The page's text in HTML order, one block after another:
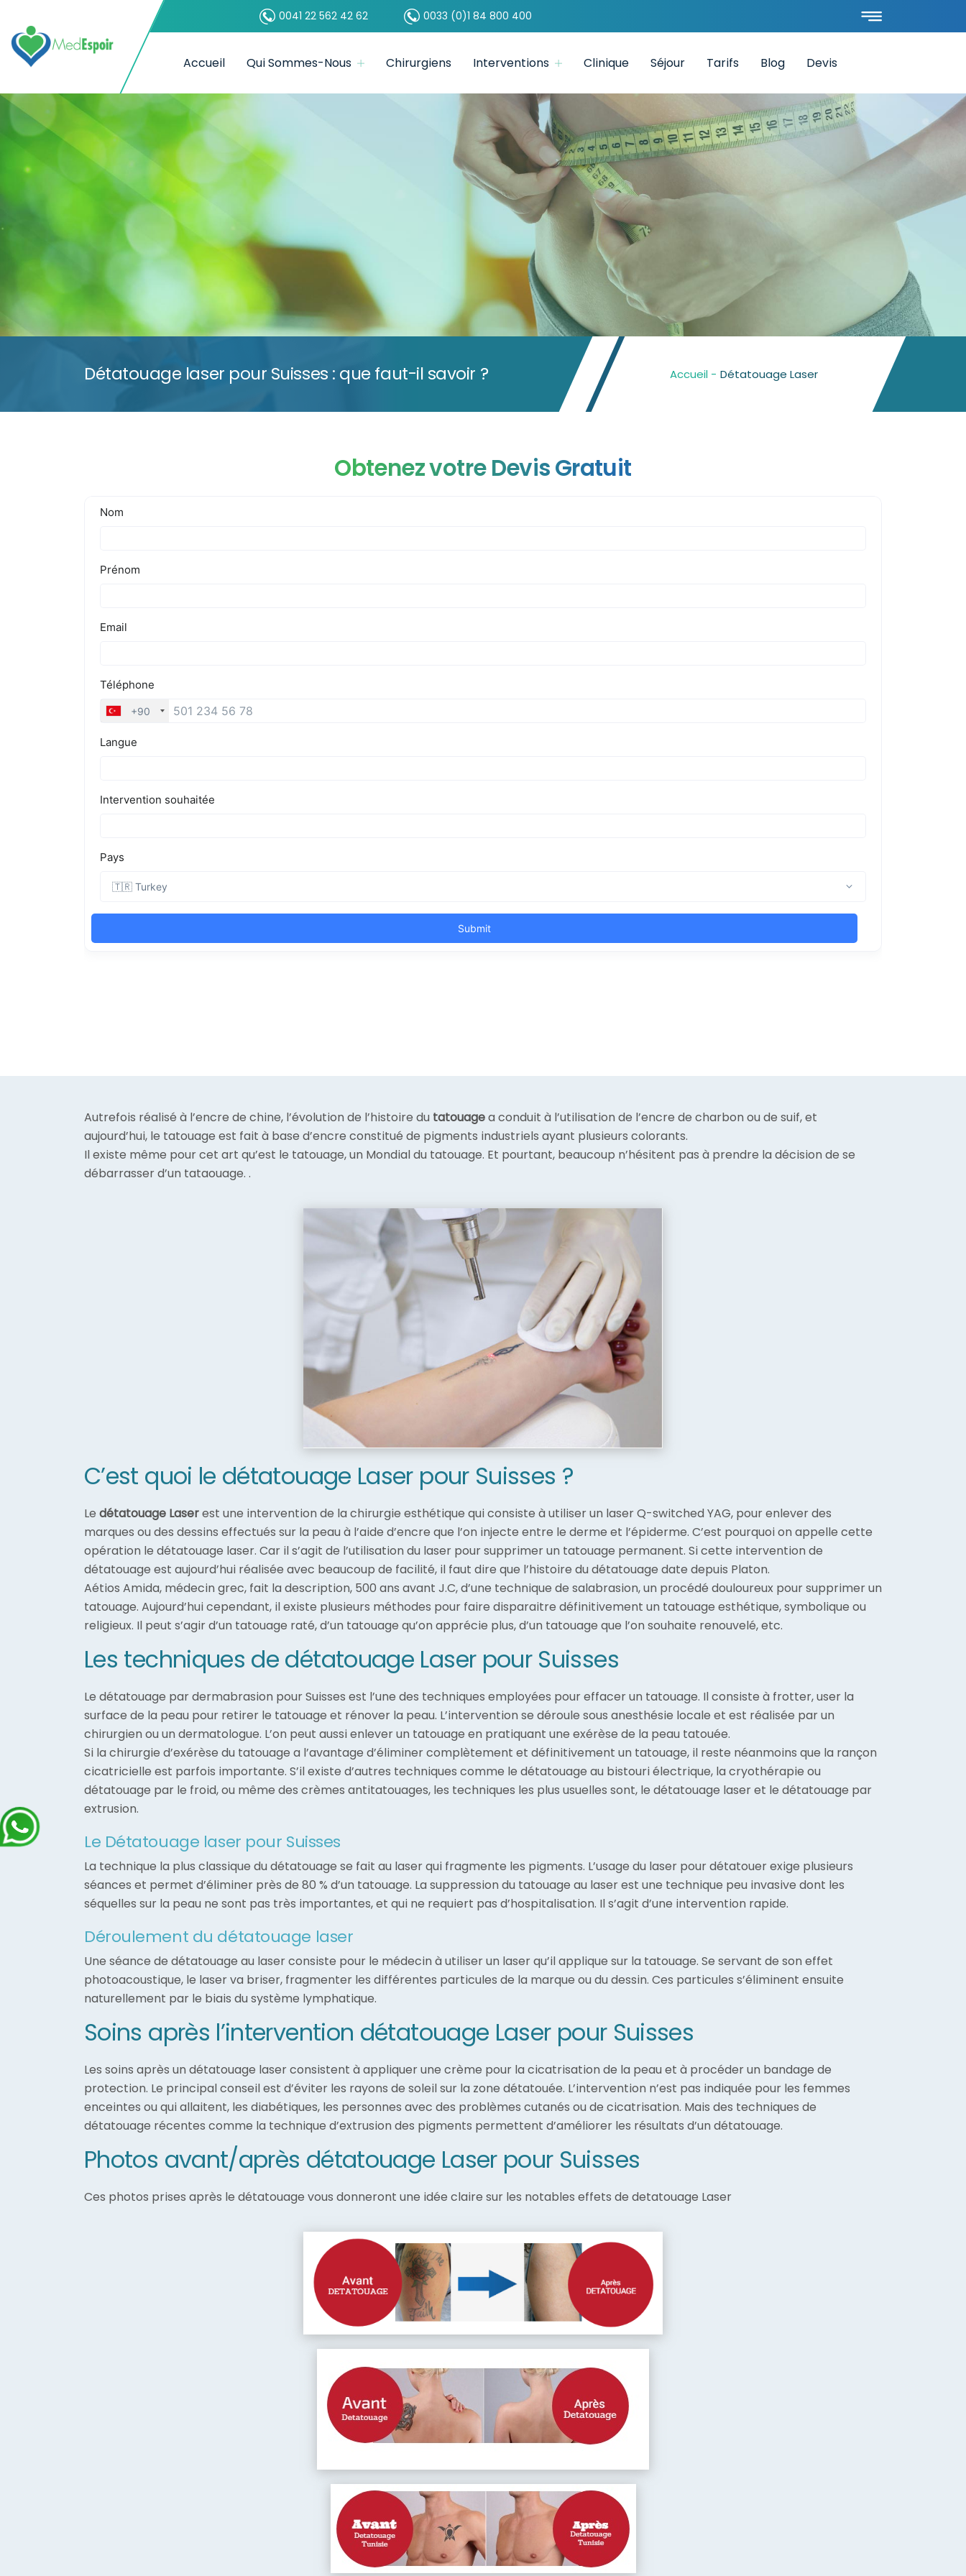
0041 22 562 42 62 0033 (0)1 84 800 400
Accueil Qui Sommes-Nous Chirurgiens Interventions Clinique Séjour Tarifs Blog Devis
Détatouage laser pour Suisses : que faut-il savoir ? Accueil - Détatouage Laser
Obtenez votre Devis Gratuit
Autrefois réalisé à l’encre de chine, l’évolution de l’histoire du tatouagea conduit à l’utilisation de l’encre de charbon ou de suif, et
aujourd’hui, le tatouage est fait à base d’encre constitué de pigments industriels ayant plusieurs colorants.
Il existe même pour cet art qu’est le tatouage, un Mondial du tatouage. Et pourtant, beaucoup n’hésitent pas à prendre la décision de se
débarrasser d’un tataouage. .
C’est quoi le détatouage Laser pour Suisses ?
Le détatouage Laserest une intervention de la chirurgie esthétique qui consiste à utiliser un laser Q-switched YAG, pour enlever des
marques ou des dessins effectués sur la peau à l’aide d’encre que l’on injecte entre le derme et l’épiderme. C’est pourquoi on appelle cette
opération le détatouage laser. Car il s’agit de l’utilisation du laser pour supprimer un tatouage permanent. Si cette intervention de
détatouage est aujourd’hui réalisée avec beaucoup de facilité, il faut dire que l’histoire du détatouage date depuis Platon.
Aétios Amida, médecin grec, fait la description, 500 ans avant J.C, d’une technique de salabrasion, un procédé douloureux pour supprimer un
tatouage. Aujourd’hui cependant, il existe plusieurs méthodes pour faire disparaitre définitivement un tatouage esthétique, symbolique ou
religieux. Il peut s’agir d’un tatouage raté, d’un tatouage qu’on apprécie plus, d’un tatouage que l’on souhaite renouvelé, etc.
Les techniques de détatouage Laser pour Suisses
Le détatouage par dermabrasion pour Suisses est l’une des techniques employées pour effacer un tatouage. Il consiste à frotter, user la
surface de la peau pour retirer le tatouage et rénover la peau. L’intervention se déroule sous anesthésie locale et est réalisée par un
chirurgien ou un dermatologue. L’on peut aussi enlever un tatouage en pratiquant une exérèse de la peau tatouée.
Si la chirurgie d’exérèse du tatouage a l’avantage d’éliminer complètement et définitivement un tatouage, il reste néanmoins que la rançon
cicatricielle est parfois importante. S’il existe d’autres techniques comme le détatouage au bistouri électrique, la cryothérapie ou
détatouage par le froid, ou même des crèmes antitatouages, les techniques les plus usuelles sont, le détatouage laser et le détatouage par
extrusion.
Le Détatouage laser pour Suisses
La technique la plus classique du détatouage se fait au laser qui fragmente les pigments. L’usage du laser pour détatouer exige plusieurs
séances et permet d’éliminer près de 80 % d’un tatouage. La suppression du tatouage au laser est une technique peu invasive dont les
séquelles sur la peau ne sont pas très importantes, et qui ne requiert pas d’hospitalisation. Il s’agit d’une intervention rapide.
Déroulement du détatouage laser
Une séance de détatouage au laser consiste pour le médecin à utiliser un laser qu’il applique sur la tatouage. Se servant de son effet
photoacoustique, le laser va briser, fragmenter les différentes particules de la marque ou du dessin. Ces particules s’éliminent ensuite
naturellement par le biais du système lymphatique.
Soins après l’intervention détatouage Laser pour Suisses
Les soins après un détatouage laser consistent à appliquer une crème pour la cicatrisation de la peau et à procéder un bandage de
protection. Le principal conseil est d’éviter les rayons de soleil sur la zone détatouée. L’intervention n’est pas indiquée pour les femmes
enceintes ou qui allaitent, les diabétiques, les personnes avec des problèmes cutanés ou de cicatrisation. Mais des techniques de
détatouage récentes comme la technique d’extrusion des pigments permettent d’améliorer les résultats d’un détatouage.
Photos avant/après détatouage Laser pour Suisses
Ces photos prises après le détatouage vous donneront une idée claire sur les notables effets de detatouage Laser